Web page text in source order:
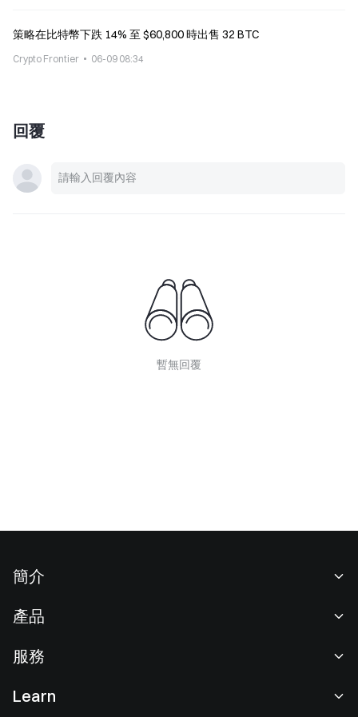
策略在比特幣下跌 14% 至 $60,800 時出售 32 BTC
Crypto Frontier 06-09 08:34
回覆
暫無回覆
簡介
新聞中心
產品
現貨交易
服務
Learn